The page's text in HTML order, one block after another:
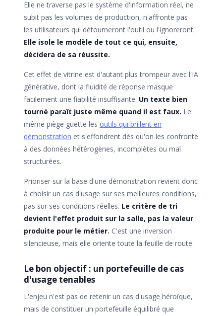
Elle ne traverse pas le système d'information réel, ne
subit pas les volumes de production, n'affronte pas
les utilisateurs qui détourneront l'outil ou l'ignoreront.
Elle isole le modèle de tout ce qui, ensuite,
décidera de sa réussite.
Cet effet de vitrine est d'autant plus trompeur avec l'IA
générative, dont la fluidité de réponse masque
facilement une fiabilité insuffisante. Un texte bien
tourné paraît juste même quand il est faux. Le
même piège guette les outils qui brillent en
démonstration et s'effondrent dès qu'on les confronte
à des données hétérogènes, incomplètes ou mal
structurées.
Prioriser sur la base d'une démonstration revient donc
à choisir un cas d'usage sur ses meilleures conditions,
pas sur ses conditions réelles. Le critère de tri
devient l'effet produit sur la salle, pas la valeur
produite pour le métier. C'est une inversion
silencieuse, mais elle oriente toute la feuille de route.
Le bon objectif : un portefeuille de cas
d'usage tenables
L'enjeu n'est pas de retenir un cas d'usage héroïque,
mais de constituer un portefeuille équilibré que